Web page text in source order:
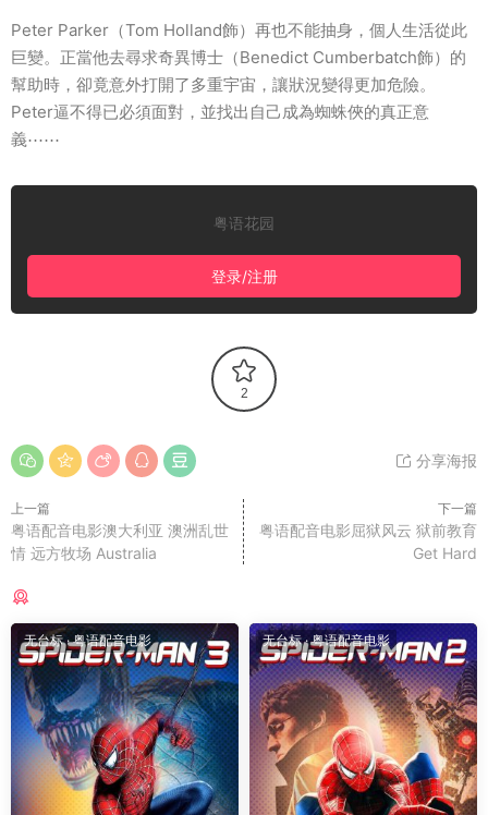
Peter Parker（Tom Holland飾）再也不能抽身，個人生活從此
巨變。正當他去尋求奇異博士（Benedict Cumberbatch飾）的
幫助時，卻竟意外打開了多重宇宙，讓狀況變得更加危險。
Peter逼不得已必須面對，並找出自己成為蜘蛛俠的真正意
義⋯⋯
粤语花园
登录/注册
2
分享海报
上一篇
粤语配音电影澳大利亚 澳洲乱世
情 远方牧场 Australia
下一篇
粤语配音电影屈狱风云 狱前教育
Get Hard
无台标·粤语配音电影 无台标·粤语配音电影